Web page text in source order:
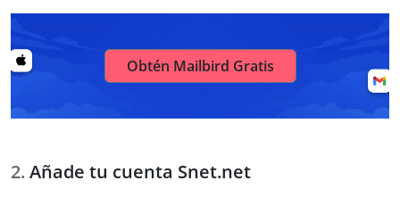
Obtén Mailbird Gratis
Añade tu cuenta Snet.net